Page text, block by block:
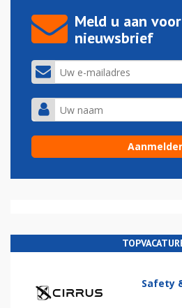
Meld u aan
nieuwsbrief
Safety